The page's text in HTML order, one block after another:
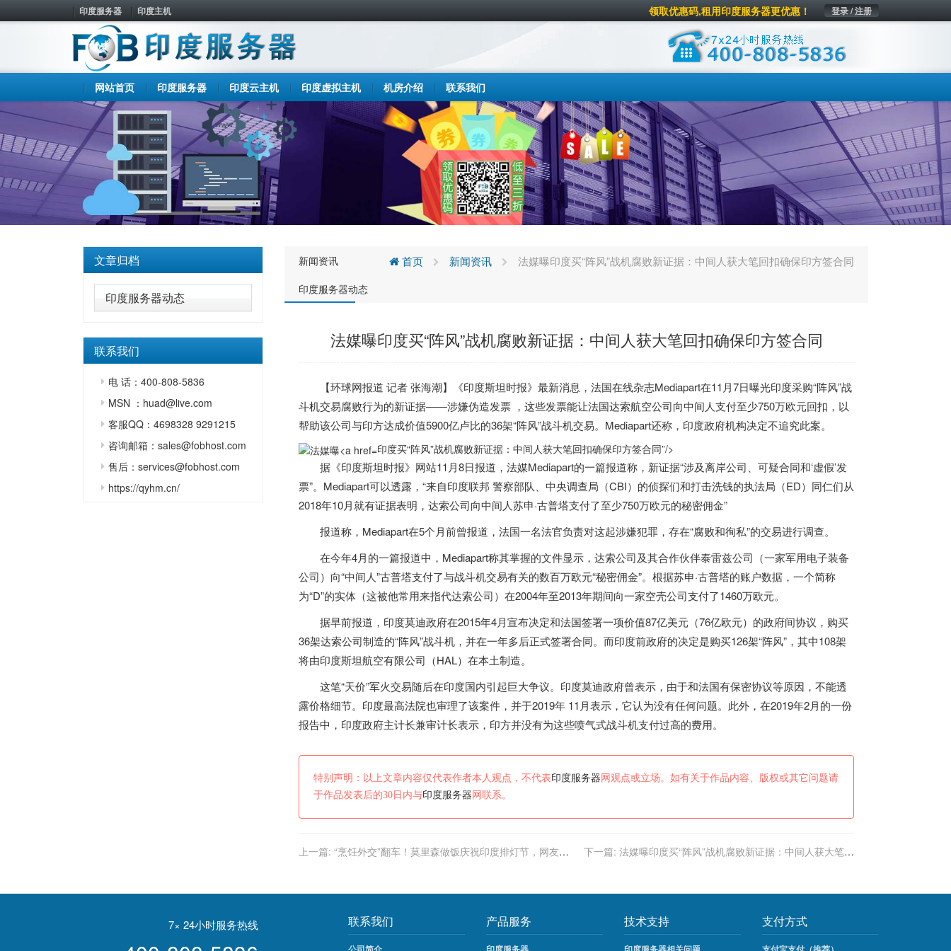
印度服务器 印度主机 登录 / 注册
领取优惠码,租用印度服务器更优惠！
网站首页 印度服务器 印度云主机 印度虚拟主机 机房介绍 联系我们
文章归档
印度服务器动态
联系我们
电 话：400-808-5836
MSN ：huad@live.com
客服QQ：4698328 9291215
咨询邮箱：sales@fobhost.com
售后：services@fobhost.com
https://qyhm.cn/
新闻资讯
印度服务器动态
首页 新闻资讯 法媒曝印度买“阵风”战机腐败新证据：中间人获大笔回扣确保印方签合同
法媒曝印度买“阵风”战机腐败新证据：中间人获大笔回扣确保印方签合同
【环球网报道 记者 张海潮】《印度斯坦时报》最新消息，法国在线杂志Mediapart在11月7日曝光印度采购“阵风”战
斗机交易腐败行为的新证据——涉嫌伪造发票 ，这些发票能让法国达索航空公司向中间人支付至少750万欧元回扣，以
帮助该公司与印方达成价值5900亿卢比的36架“阵风”战斗机交易。Mediapart还称， 印度政府机构决定不追究此案。
印度买“阵风”战机腐败新证据：中间人获大笔回扣确保印方签合同”/>
据《印度斯坦时报》网站11月8日报道，法媒Mediapart的一篇报道称，新证据“涉及离岸公司、可疑合同和‘虚假’发
票”。Mediapart可以透露，“来自印度联邦 警察部队、中央调查局（CBI）的侦探们和打击洗钱的执法局（ED）同仁们从
2018年10月就有证据表明，达索公司向中间人苏申·古普塔支付了至少750万欧元的秘密佣金”
报道称，Mediapart在5个月前曾报道，法国一名法官负责对这起涉嫌犯罪，存在“腐败和徇私”的交易进行调查。
在今年4月的一篇报道中，Mediapart称其掌握的文件显示，达索公司及其合作伙伴泰雷兹公司（一家军用电子装备
公司）向“中间人”古普塔支付了与战斗机交易有关的数百万欧元“秘密佣金”。根据苏申·古普塔的账户数据，一个简称
为“D”的实体（这被他常用来指代达索公司）在2004年至2013年期间向一家空壳公司支付了1460万欧元。
据早前报道， 印度莫迪政府在2015年4月宣布决定和法国签署一项价值87亿美元（76亿欧元）的政府间协议，购买
36架达索公司制造的“阵风”战斗机，并在一年多后正式签署合同。而印度前政府的决定是购买126架“阵风”，其中108架
将由印度斯坦航空有限公司（HAL）在本土制造。
这笔“天价”军火交易随后在印度国内引起巨大争议。 印度莫迪政府曾表示，由于和法国有保密协议等原因，不能透
露价格细节。 印度最高法院也审理了该案件，并于2019年 11月表示，它认为没有任何问题。此外，在2019年2月的一份
报告中， 印度政府主计长兼审计长表示，印方并没有为这些喷气式战斗机支付过高的费用。
特别声明：以上文章内容仅代表作者本人观点，不代表印度服务器 网观点或立场。如有关于作品内容、版权或其它问题请
于作品发表后的30日内与印度服务器 网联系。
上一篇: “烹饪外交”翻车！莫里森做饭庆祝印度排灯节，网友：
下一篇: 法媒曝印度买“阵风”战机腐败新证据：中间人获大笔回
7× 24小时服务热线 联系我们 产品服务 技术支持 支付方式